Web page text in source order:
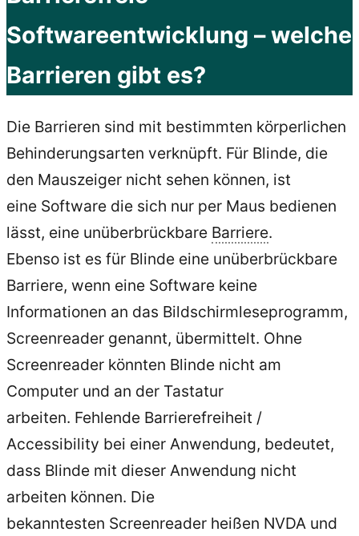
Softwareentwicklung – welche
Barrieren gibt es?
Die Barrieren sind mit bestimmten körperlichen
Behinderungsarten verknüpft. Für Blinde, die
den Mauszeiger nicht sehen können, ist
eine Software die sich nur per Maus bedienen
lässt, eine unüberbrückbare Barriere.
Ebenso ist es für Blinde eine unüberbrückbare
Barriere, wenn eine Software keine
Informationen an das Bildschirmleseprogramm,
Screenreader genannt, übermittelt. Ohne
Screenreader könnten Blinde nicht am
Computer und an der Tastatur
arbeiten. Fehlende Barrierefreiheit /
Accessibility bei einer Anwendung, bedeutet,
dass Blinde mit dieser Anwendung nicht
arbeiten können. Die
bekanntesten Screenreader heißen NVDA und